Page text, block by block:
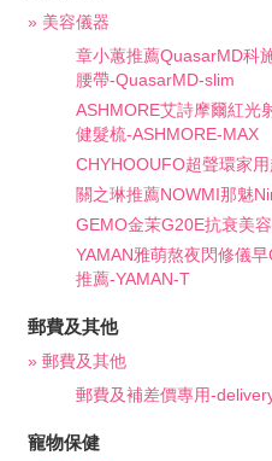
» 美容儀器
章小蕙推薦QuasarMD科
腰帶-QuasarMD-slim
ASHMORE艾詩摩爾紅光
健髮梳-ASHMORE-MAX
CHYHOOUFO超聲環家
關之琳推薦NOWMI那魅
GEMO金茉G20E抗衰美
YAMAN雅萌熬夜閃修儀
推薦-YAMAN-T
郵費及其他
» 郵費及其他
郵費及補差價專用-
寵物保健